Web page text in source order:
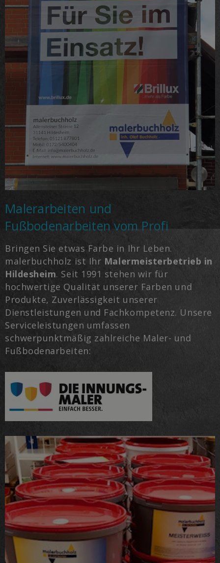
Malerarbeiten und
Fußbodenarbeiten vom Profi
Bringen Sie etwas Farbe in Ihr Leben.
malerbuchholz ist Ihr Malermeisterbetrieb in
Hildesheim. Seit 1991 stehen wir für
hochwertige Qualität unserer Farben und
Produkte, Zuverlässigkeit unserer
Dienstleistungen und Fachkompetenz. Unsere
Serviceleistungen umfassen
schwerpunktmäßig zahlreiche Maler- und
Fußbodenarbeiten: